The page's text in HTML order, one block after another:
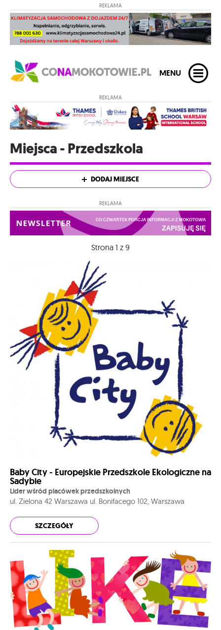
REKLAMA
MENU
REKLAMA
Miejsca - Przedszkola
DODAJ MIEJSCE
REKLAMA
Strona 1 z 9
Baby City - Europejskie Przedszkole Ekologiczne na
Sadybie
Lider wśród placówek przedszkolnych
ul. Zielona 42 Warszawa ul. Bonifacego 102, Warszawa
SZCZEGÓŁY